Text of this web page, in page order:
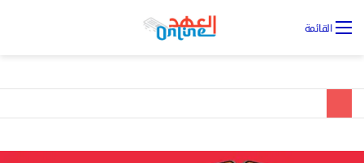
القائمة